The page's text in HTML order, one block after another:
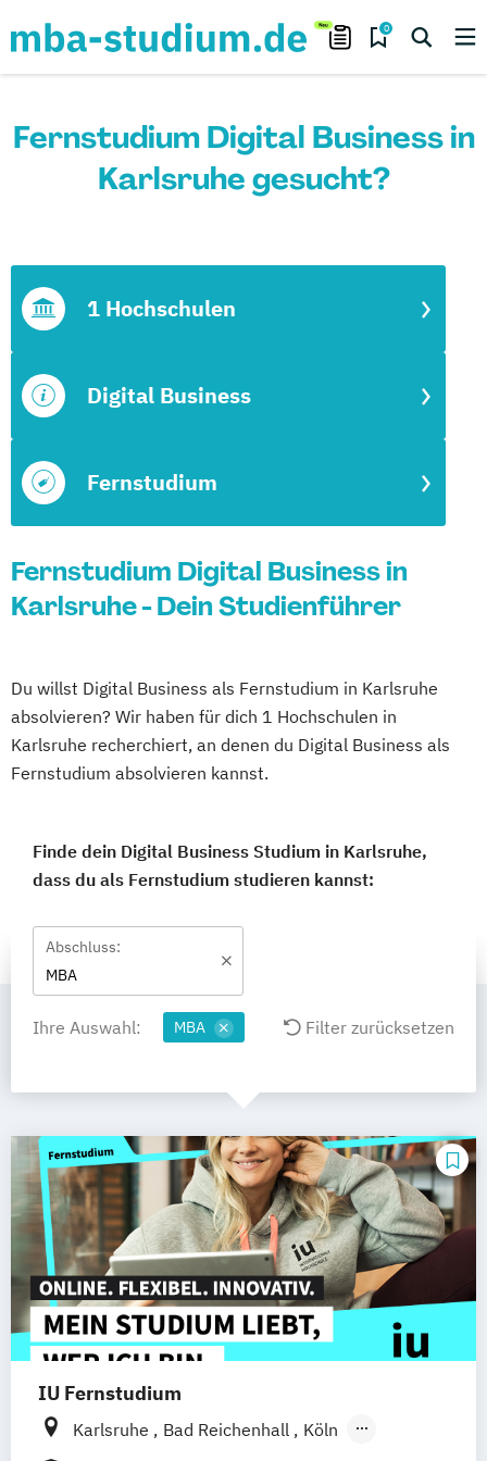
0
Fernstudium Digital Business in
Karlsruhe gesucht?
Fernstudium
Digital Business
1 Hochschulen
Fernstudium Digital Business in
Karlsruhe - Dein Studienführer
Du willst Digital Business als Fernstudium in Karlsruhe
absolvieren? Wir haben für dich 1 Hochschulen in
Karlsruhe recherchiert, an denen du Digital Business als
Fernstudium absolvieren kannst.
Finde dein Digital Business Studium in Karlsruhe,
dass du als Fernstudium studieren kannst:
Abschluss:
MBA
Ihre Auswahl: MBA Filter zurücksetzen
IU Fernstudium
Karlsruhe Bad Reichenhall
Köln